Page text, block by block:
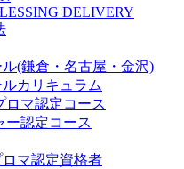
DELIVERY
(鎌倉・名古屋・金沢)
カリキュラム
マ認定コース
認定コース
マ認定資格者